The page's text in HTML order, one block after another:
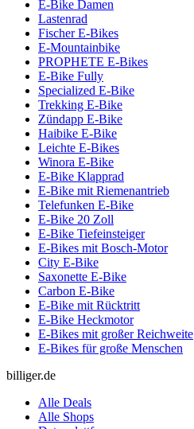
E-Bike Damen
Lastenrad
Fischer E-Bikes
E-Mountainbike
PROPHETE E-Bikes
E-Bike Fully
Specialized E-Bike
Trekking E-Bike
Zündapp E-Bike
Haibike E-Bike
Leichte E-Bikes
Winora E-Bike
E-Bike Klapprad
E-Bike mit Riemenantrieb
Telefunken E-Bike
E-Bike 20 Zoll
E-Bike Tiefeinsteiger
E-Bikes mit Bosch-Motor
City E-Bike
Saxonette E-Bike
Carbon E-Bike
E-Bike mit Rücktritt
E-Bike Heckmotor
E-Bikes mit großer Reichweite
E-Bikes für große Menschen
billiger.de
Alle Deals
Alle Shops